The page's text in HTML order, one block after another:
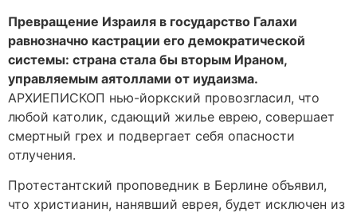
Превращение Израиля в государство Галахи
равнозначно кастрации его демократической
системы: страна стала бы вторым Ираном,
управляемым аятоллами от иудаизма.
АРХИЕПИСКОП нью-йоркский провозгласил, что
любой католик, сдающий жилье еврею, совершает
смертный грех и подвергает себя опасности
отлучения.
Протестантский проповедник в Берлине объявил,
что христианин, нанявший еврея, будет исключен из